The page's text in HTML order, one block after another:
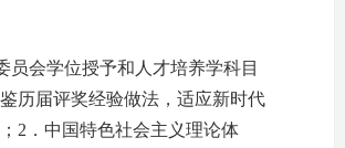
会学位授予和人才培养学科目
历届评奖经验做法，适应新时代
2．中国特色社会主义理论体